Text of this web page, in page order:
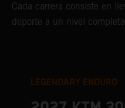
Cada carrera consiste en
deporte a un nivel
LEGENDARY ENDURO